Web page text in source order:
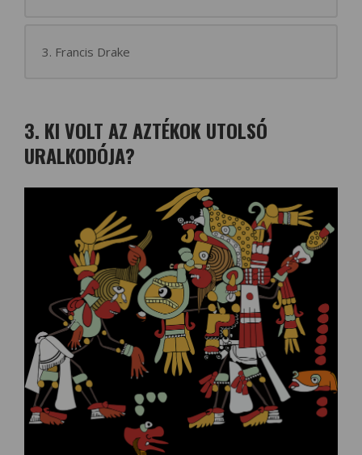
3. Francis Drake
3. KI VOLT AZ AZTÉKOK UTOLSÓ
URALKODÓJA?